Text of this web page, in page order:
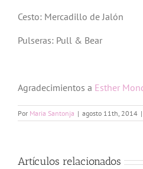
Cesto: Mercadillo de Jalón
Pulseras: Pull & Bear
Agradecimientos a Esther
Por Maria Santonja | agosto 11th, 2014 |
Artículos relacionados